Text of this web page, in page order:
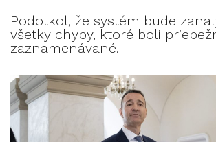
Podotkol, že systém bude
všetky chyby, ktoré boli
zaznamenávané.